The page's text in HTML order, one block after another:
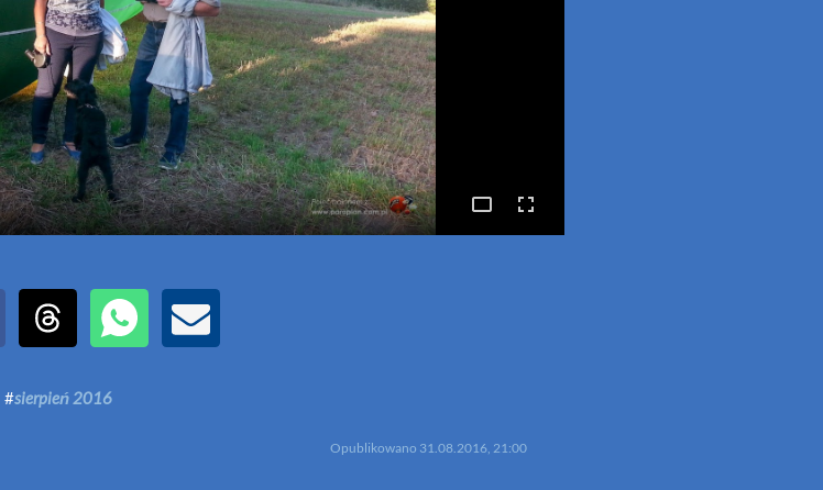
#sierpień 2016
Opublikowano 31.08.2016, 21:00